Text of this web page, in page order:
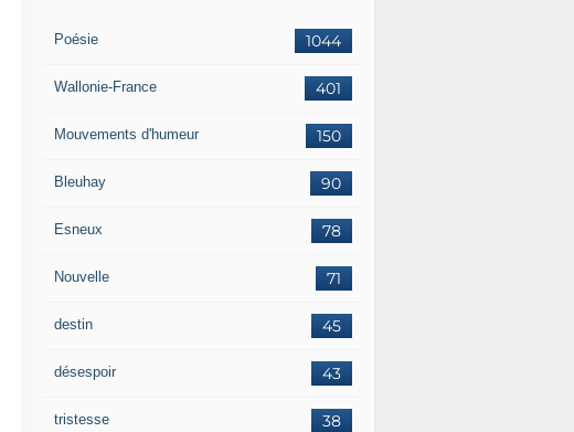
1044
Poésie
401
Wallonie-France
150
Mouvements d'humeur
90
Bleuhay
78
Esneux
71
Nouvelle
45
destin
43
désespoir
38
tristesse